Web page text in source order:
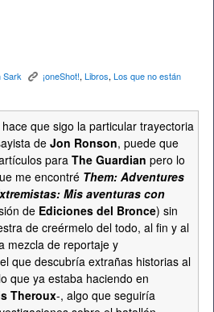
Sark K ¡oneShot!, Libros, Los que no están
que sigo la particular trayectoria
de Jon Ronson, puede que
para The Guardian pero lo
me encontré Them: Adventures
Mis aventuras con
de Ediciones del Bronce) sin
de creérmelo del todo, al fin y al
mezcla de reportaje y
que descubría extrañas historias al
que ya estaba haciendo en
Theroux-, algo que seguiría